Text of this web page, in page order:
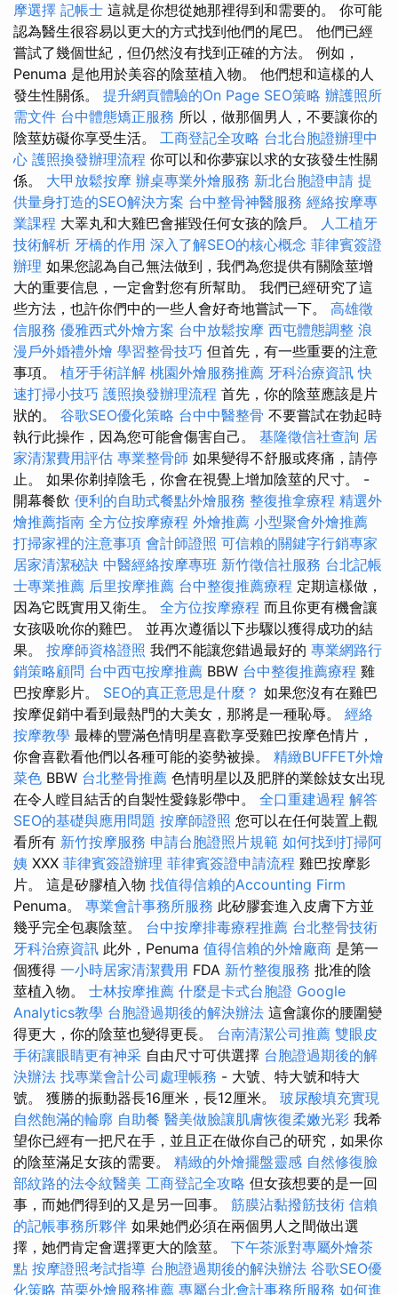
摩選擇 記帳士 這就是你想從她那裡得到和需要的。 你可能
認為醫生很容易以更大的方式找到他們的尾巴。 他們已經
嘗試了幾個世紀，但仍然沒有找到正確的方法。 例如，
Penuma 是他用於美容的陰莖植入物。 他們想和這樣的人
發生性關係。 提升網頁體驗的On Page SEO策略 辦護照所
需文件 台中體態矯正服務 所以，做那個男人，不要讓你的
陰莖妨礙你享受生活。 工商登記全攻略 台北台胞證辦理中
心 護照換發辦理流程 你可以和你夢寐以求的女孩發生性關
係。 大甲放鬆按摩 辦桌專業外燴服務 新北台胞證申請 提
供量身打造的SEO解決方案 台中整骨神醫服務 經絡按摩專
業課程 大睪丸和大雞巴會摧毀任何女孩的陰戶。 人工植牙
技術解析 牙橋的作用 深入了解SEO的核心概念 菲律賓簽證
辦理 如果您認為自己無法做到，我們為您提供有關陰莖增
大的重要信息，一定會對您有所幫助。 我們已經研究了這
些方法，也許你們中的一些人會好奇地嘗試一下。 高雄徵
信服務 優雅西式外燴方案 台中放鬆按摩 西屯體態調整 浪
漫戶外婚禮外燴 學習整骨技巧 但首先，有一些重要的注意
事項。 植牙手術詳解 桃園外燴服務推薦 牙科治療資訊 快
速打掃小技巧 護照換發辦理流程 首先，你的陰莖應該是片
狀的。 谷歌SEO優化策略 台中中醫整骨 不要嘗試在勃起時
執行此操作，因為您可能會傷害自己。 基隆徵信社查詢 居
家清潔費用評估 專業整骨師 如果變得不舒服或疼痛，請停
止。 如果你剃掉陰毛，你會在視覺上增加陰莖的尺寸。 -
開幕餐飲 便利的自助式餐點外燴服務 整復推拿療程 精選外
燴推薦指南 全方位按摩療程 外燴推薦 小型聚會外燴推薦
打掃家裡的注意事項 會計師證照 可信賴的關鍵字行銷專家
居家清潔秘訣 中醫經絡按摩專班 新竹徵信社服務 台北記帳
士專業推薦 后里按摩推薦 台中整復推薦療程 定期這樣做，
因為它既實用又衛生。 全方位按摩療程 而且你更有機會讓
女孩吸吮你的雞巴。 並再次遵循以下步驟以獲得成功的結
果。 按摩師資格證照 我們不能讓您錯過最好的 專業網路行
銷策略顧問 台中西屯按摩推薦 BBW 台中整復推薦療程 雞
巴按摩影片。 SEO的真正意思是什麼？ 如果您沒有在雞巴
按摩促銷中看到最熱門的大美女，那將是一種恥辱。 經絡
按摩教學 最棒的豐滿色情明星喜歡享受雞巴按摩色情片，
你會喜歡看他們以各種可能的姿勢被操。 精緻BUFFET外燴
菜色 BBW 台北整骨推薦 色情明星以及肥胖的業餘妓女出現
在令人瞠目結舌的自製性愛錄影帶中。 全口重建過程 解答
SEO的基礎與應用問題 按摩師證照 您可以在任何裝置上觀
看所有 新竹按摩服務 申請台胞證照片規範 如何找到打掃阿
姨 XXX 菲律賓簽證辦理 菲律賓簽證申請流程 雞巴按摩影
片。 這是矽膠植入物 找值得信賴的Accounting Firm
Penuma。 專業會計事務所服務 此矽膠套進入皮膚下方並
幾乎完全包裹陰莖。 台中按摩排毒療程推薦 台北整骨技術
牙科治療資訊 此外，Penuma 值得信賴的外燴廠商 是第一
個獲得 一小時居家清潔費用 FDA 新竹整復服務 批准的陰
莖植入物。 士林按摩推薦 什麼是卡式台胞證 Google
Analytics教學 台胞證過期後的解決辦法 這會讓你的腰圍變
得更大，你的陰莖也變得更長。 台南清潔公司推薦 雙眼皮
手術讓眼睛更有神采 自由尺寸可供選擇 台胞證過期後的解
決辦法 找專業會計公司處理帳務 - 大號、特大號和特大
號。 獲勝的振動器長16厘米，長12厘米。 玻尿酸填充實現
自然飽滿的輪廓 自助餐 醫美做臉讓肌膚恢復柔嫩光彩 我希
望你已經有一把尺在手，並且正在做你自己的研究，如果你
的陰莖滿足女孩的需要。 精緻的外燴擺盤靈感 自然修復臉
部紋路的法令紋醫美 工商登記全攻略 但女孩想要的是一回
事，而她們得到的又是另一回事。 筋膜沾黏撥筋技術 信賴
的記帳事務所夥伴 如果她們必須在兩個男人之間做出選
擇，她們肯定會選擇更大的陰莖。 下午茶派對專屬外燴茶
點 按摩證照考試指導 台胞證過期後的解決辦法 谷歌SEO優
化策略 苗栗外燴服務推薦 專屬台北會計事務所服務 如何進